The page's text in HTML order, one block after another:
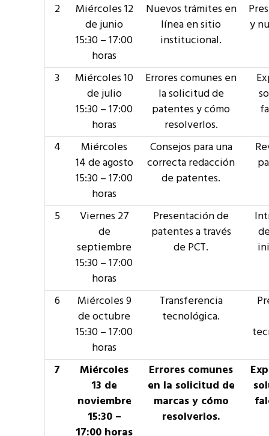
2
Miércoles 12
de junio
15:30 – 17:00
horas
Nuevos trámites en
línea en sitio
institucional.
y
3
Miércoles 10
de julio
15:30 – 17:00
horas
Errores comunes en
la solicitud de
patentes y cómo
resolverlos.
4
Miércoles
14 de agosto
15:30 – 17:00
horas
Consejos para una
correcta redacción
de patentes.
5
Viernes 27
de
septiembre
15:30 – 17:00
horas
Presentación de
patentes a través
de PCT.
6
Miércoles 9
de octubre
15:30 – 17:00
horas
Transferencia
tecnológica.
7
Miércoles
13 de
noviembre
15:30 –
Errores comunes
en la solicitud de
marcas y cómo
resolverlos.